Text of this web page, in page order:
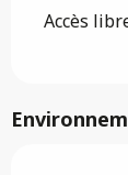
Accès